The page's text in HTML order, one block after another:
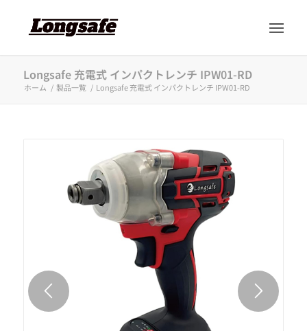
Longsafe 充電式 インパクトレンチ IPW01-RD
ホーム / 製品一覧 / Longsafe 充電式 インパクトレンチ IPW01-RD